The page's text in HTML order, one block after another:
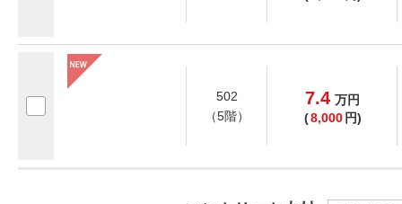
502
（5階）
7.4 万円
(8,000 円)